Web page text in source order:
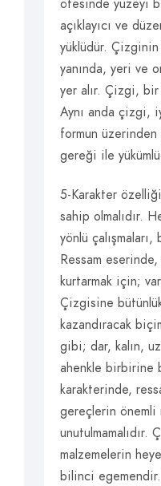
ötesinde yüzeyi
açıklayıcı ve
yüklüdür.
yanında, yeri ve
yer alır. Çizgi,
Aynı anda çizgi,
formun
gereği ile
5-Karakter
sahip olmalıdır.
yönlü
Ressam
kurtarmak için;
Çizgisine
kazandıracak
gibi; dar, kalın,
ahenkle birbirine
karakterinde,
gereçlerin önemli
unutulmamalıdır.
malzemelerin
bilinci